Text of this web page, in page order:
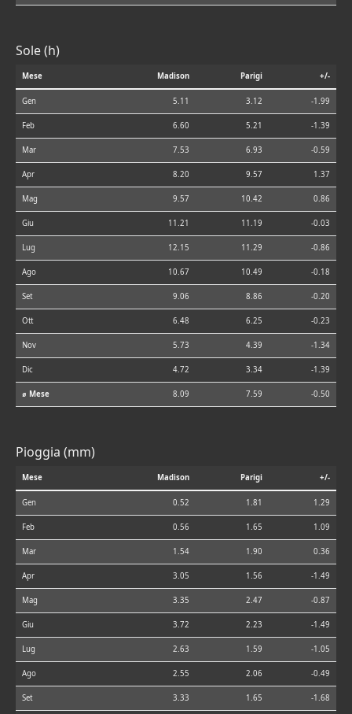
Sole (h)
Mese Madison Parigi +/-
Gen 5.11 3.12 -1.99
Feb 6.60 5.21 -1.39
Mar 7.53 6.93 -0.59
Apr 8.20 9.57 1.37
Mag 9.57 10.42 0.86
Giu 11.21 11.19 -0.03
Lug 12.15 11.29 -0.86
Ago 10.67 10.49 -0.18
Set 9.06 8.86 -0.20
Ott 6.48 6.25 -0.23
Nov 5.73 4.39 -1.34
Dic 4.72 3.34 -1.39
⌀ Mese 8.09 7.59 -0.50
Pioggia (mm)
Mese Madison Parigi +/-
Gen 0.52 1.81 1.29
Feb 0.56 1.65 1.09
Mar 1.54 1.90 0.36
Apr 3.05 1.56 -1.49
Mag 3.35 2.47 -0.87
Giu 3.72 2.23 -1.49
Lug 2.63 1.59 -1.05
Ago 2.55 2.06 -0.49
Set 3.33 1.65 -1.68